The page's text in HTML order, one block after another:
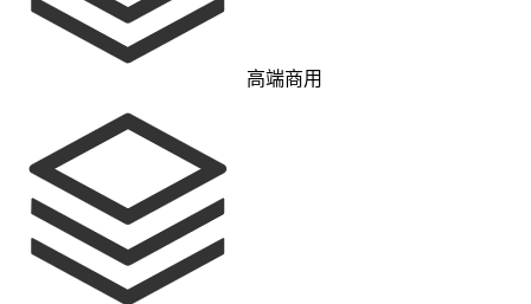
高端商用